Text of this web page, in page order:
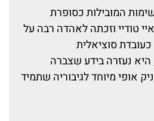
המובילות כסופרת
טודיי וזכתה לאהדה רבה על
סוציאלית
נעזרה בידע שצברה
אופי מיוחד לגיבוריה שתמיד